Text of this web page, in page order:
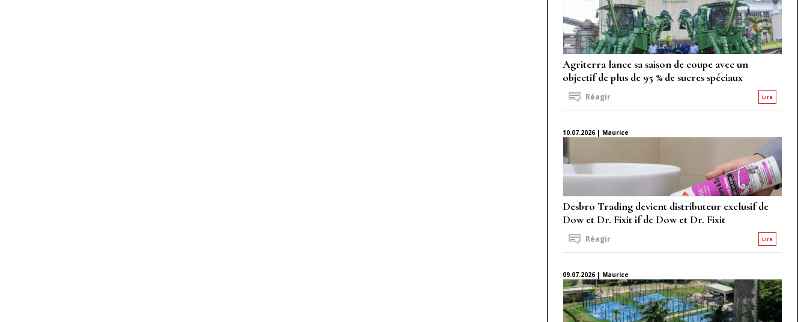
Agriterra lance sa saison de coupe avec un
objectif de plus de 95 % de sucres spéciaux
Lire
Réagir
10.07.2026 | Maurice
Desbro Trading devient distributeur exclusif de
Dow et Dr. Fixit if de Dow et Dr. Fixit
Lire
Réagir
09.07.2026 | Maurice